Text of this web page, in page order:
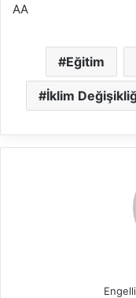
AA
Eğitim
İklim